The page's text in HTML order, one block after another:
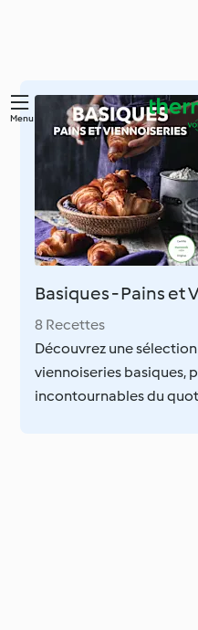
Skip
content
Menu
Basiques - Pains et
8 Recettes
Découvrez une
viennoiseries basiques,
incontournables du